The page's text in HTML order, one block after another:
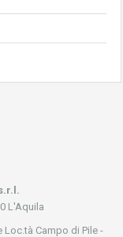
L'Aquila
Loc.tà Campo di Pile -